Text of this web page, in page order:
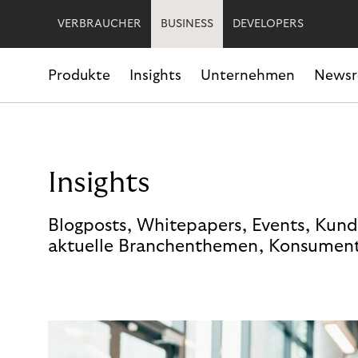
VERBRAUCHER BUSINESS DEVELOPERS
Produkte Insights Unternehmen
Insights
Blogposts, Whitepapers, Events,
aktuelle Branchenthemen,